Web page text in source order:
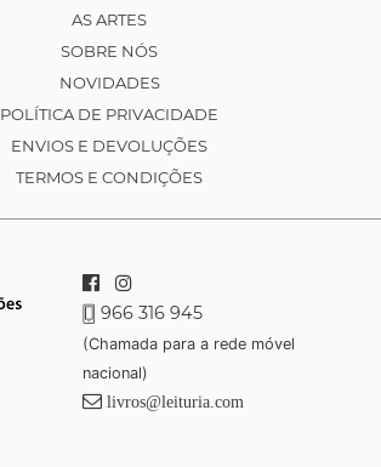
AS ARTES
SOBRE NÓS
NOVIDADES
POLÍTICA DE PRIVACIDADE
ENVIOS E DEVOLUÇÕES
TERMOS E CONDIÇÕES
966 316 945
(Chamada para a rede móvel
nacional)
livros@leituria.com